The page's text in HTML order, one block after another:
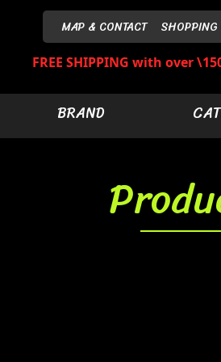
MAP & CONTACT
FREE SHIPPING with over
BRAND